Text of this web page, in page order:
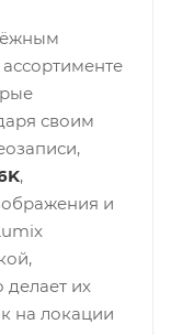
своим
,
и
делает их
на локации